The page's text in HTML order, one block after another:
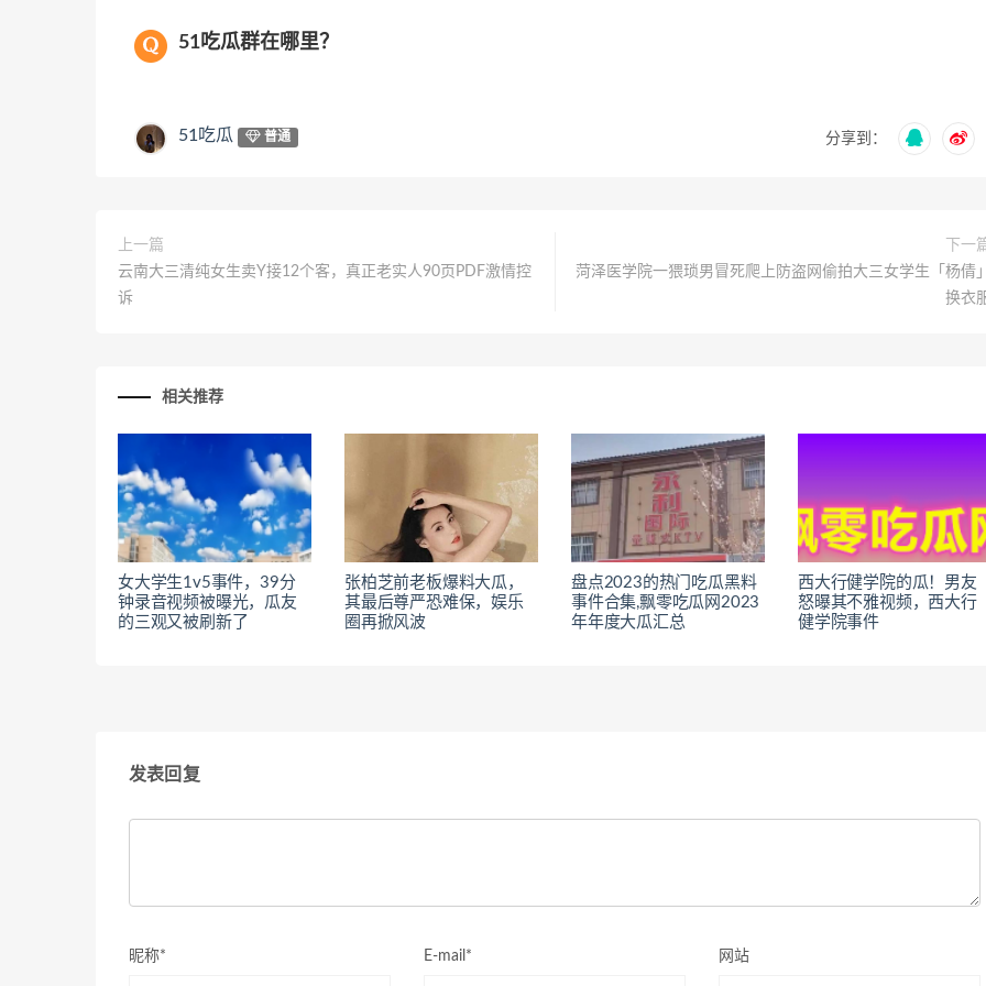
51吃瓜群在哪里？
51吃瓜 普通 分享到：
上一篇
云南大三清纯女生卖Y接12个客，真正老实人90页PDF激情控
诉
下一
菏泽医学院一猥琐男冒死爬上防盗网偷拍大三女学生「杨倩」
换衣
相关推荐
女大学生1v5事件，39分
钟录音视频被曝光，瓜友
的三观又被刷新了
张柏芝前老板爆料大瓜，
其最后尊严恐难保，娱乐
圈再掀风波
盘点2023的热门吃瓜黑料
事件合集,飘零吃瓜网2023
年年度大瓜汇总
西大行健学院的瓜！男友
怒曝其不雅视频，西大行
健学院事件
发表回复
昵称* E-mail* 网站